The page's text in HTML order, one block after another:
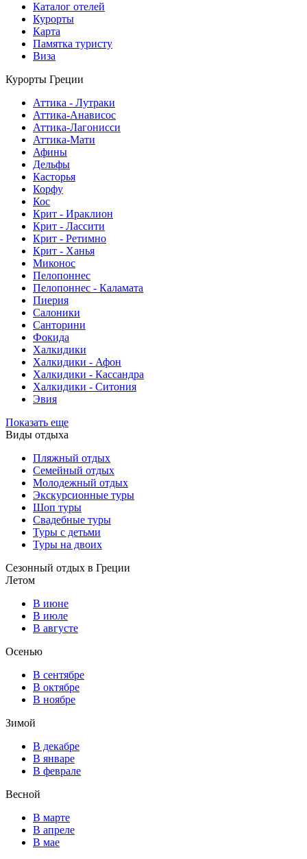
Каталог отелей
Курорты
Карта
Памятка туристу
Виза
Курорты Греции
Аттика - Лутраки
Аттика-Анависос
Аттика-Лагонисси
Аттика-Мати
Афины
Дельфы
Касторья
Корфу
Кос
Крит - Ираклион
Крит - Лассити
Крит - Ретимно
Крит - Ханья
Миконос
Пелопоннес
Пелопоннес - Каламата
Пиерия
Салоники
Санторини
Фокида
Халкидики
Халкидики - Афон
Халкидики - Кассандра
Халкидики - Ситония
Эвия
Показать еще
Виды отдыха
Пляжный отдых
Семейный отдых
Молодежный отдых
Экскурсионные туры
Шоп туры
Свадебные туры
Туры с детьми
Туры на двоих
Сезонный отдых в Греции
Летом
В июне
В июле
В августе
Осенью
В сентябре
В октябре
В ноябре
Зимой
В декабре
В январе
В феврале
Весной
В марте
В апреле
В мае